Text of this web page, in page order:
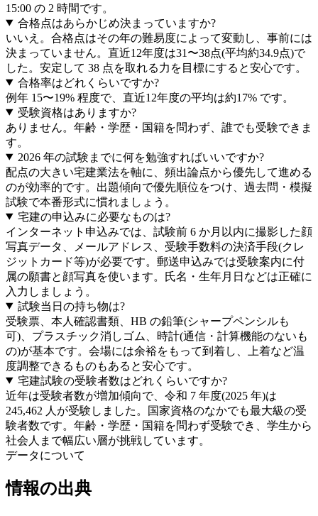
15:00 の 2 時間です。
合格点はあらかじめ決まっていますか?
いいえ。合格点はその年の難易度によって変動し、事前には
決まっていません。直近12年度は31〜38点(平均約34.9点)で
した。安定して 38 点を取れる力を目標にすると安心です。
合格率はどれくらいですか?
例年 15〜19% 程度で、直近12年度の平均は約17% です。
受験資格はありますか?
ありません。年齢・学歴・国籍を問わず、誰でも受験できま
す。
2026 年の試験までに何を勉強すればいいですか?
配点の大きい宅建業法を軸に、頻出論点から優先して進める
のが効率的です。出題傾向で優先順位をつけ、過去問・模擬
試験で本番形式に慣れましょう。
宅建の申込みに必要なものは?
インターネット申込みでは、試験前 6 か月以内に撮影した顔
写真データ、メールアドレス、受験手数料の決済手段(クレ
ジットカード等)が必要です。郵送申込みでは受験案内に付
属の願書と顔写真を使います。氏名・生年月日などは正確に
入力しましょう。
試験当日の持ち物は?
受験票、本人確認書類、HB の鉛筆(シャープペンシルも
可)、プラスチック消しゴム、時計(通信・計算機能のないも
の)が基本です。会場には余裕をもって到着し、上着など温
度調整できるものもあると安心です。
宅建試験の受験者数はどれくらいですか?
近年は受験者数が増加傾向で、令和 7 年度(2025 年)は
245,462 人が受験しました。国家資格のなかでも最大級の受
験者数です。年齢・学歴・国籍を問わず受験でき、学生から
社会人まで幅広い層が挑戦しています。
データについて
情報の出典